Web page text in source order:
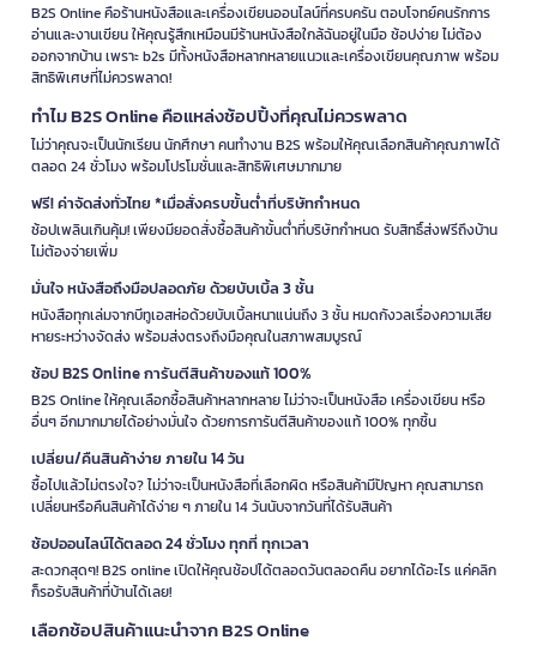
B2S Online คือร้านหนังสือและเครื่องเขียนออนไลน์ที่ครบครัน ตอบโจทย์คนรักการ
อ่านและงานเขียน ให้คุณรู้สึกเหมือนมีร้านหนังสือใกล้ฉันอยู่ในมือ ช้อปง่าย ไม่ต้อง
ออกจากบ้าน เพราะ b2s มีทั้งหนังสือหลากหลายแนวและเครื่องเขียนคุณภาพ พร้อม
สิทธิพิเศษที่ไม่ควรพลาด!
ทำไม B2S Online คือแหล่งช้อปปิ้งที่คุณไม่ควรพลาด
ไม่ว่าคุณจะเป็นนักเรียน นักศึกษา คนทำงาน B2S พร้อมให้คุณเลือกสินค้าคุณภาพได้
ตลอด 24 ชั่วโมง พร้อมโปรโมชั่นและสิทธิพิเศษมากมาย
ฟรี! ค่าจัดส่งทั่วไทย *เมื่อสั่งครบขั้นต่ำที่บริษัทกำหนด
ช้อปเพลินเกินคุ้ม! เพียงมียอดสั่งซื้อสินค้าขั้นต่ำที่บริษัทกำหนด รับสิทธิ์ส่งฟรีถึงบ้าน
ไม่ต้องจ่ายเพิ่ม
มั่นใจ หนังสือถึงมือปลอดภัย ด้วยบับเบิ้ล 3 ชั้น
หนังสือทุกเล่มจากบีทูเอสห่อด้วยบับเบิ้ลหนาแน่นถึง 3 ชั้น หมดกังวลเรื่องความเสีย
หายระหว่างจัดส่ง พร้อมส่งตรงถึงมือคุณในสภาพสมบูรณ์
ช้อป B2S Online การันตีสินค้าของแท้ 100%
B2S Online ให้คุณเลือกซื้อสินค้าหลากหลาย ไม่ว่าจะเป็นหนังสือ เครื่องเขียน หรือ
อื่นๆ อีกมากมายได้อย่างมั่นใจ ด้วยการการันตีสินค้าของแท้ 100% ทุกชิ้น
เปลี่ยน/คืนสินค้าง่าย ภายใน 14 วัน
ซื้อไปแล้วไม่ตรงใจ? ไม่ว่าจะเป็นหนังสือที่เลือกผิด หรือสินค้ามีปัญหา คุณสามารถ
เปลี่ยนหรือคืนสินค้าได้ง่าย ๆ ภายใน 14 วันนับจากวันที่ได้รับสินค้า
ช้อปออนไลน์ได้ตลอด 24 ชั่วโมง ทุกที่ ทุกเวลา
สะดวกสุดๆ! B2S online เปิดให้คุณช้อปได้ตลอดวันตลอดคืน อยากได้อะไร แค่คลิก
ก็รอรับสินค้าที่บ้านได้เลย!
เลือกช้อปสินค้าแนะนำจาก B2S Online